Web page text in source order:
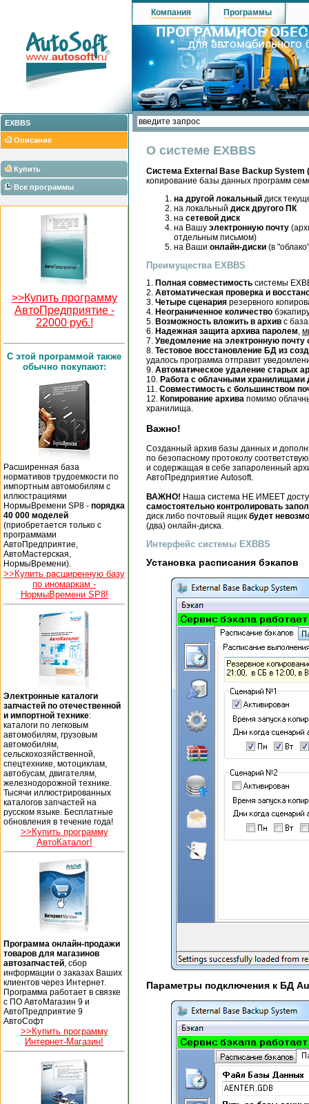
EXBBS
Описание
Купить
Все программы
>>Купить программу
АвтоПредприятие -
22000 руб.!
С этой программой также
обычно покупают:
Расширенная база
нормативов трудоемкости по
импортным автомобилям с
иллюстрациями
НормыВремени SP8 - порядка
40 000 моделей
(приобретается только с
программами
АвтоПредприятие,
АвтоМастерская,
НормыВремени).
>>Купить расширенную базу
по иномаркам -
НормыВремени SP8!
Электронные каталоги
запчастей по отечественной
и импортной технике:
каталоги по легковым
автомобилям, грузовым
автомобилям,
сельскохозяйственной,
спецтехнике, мотоциклам,
автобусам, двигателям,
железнодорожной технике.
Тысячи иллюстрированных
каталогов запчастей на
русском языке. Бесплатные
обновления в течение года!
>>Купить программу
АвтоКаталог!
Программа онлайн-продажи
товаров для магазинов
автозапчастей , сбор
информации о заказах Ваших
клиентов через Интернет.
Программа работает в связке
с ПО АвтоМагазин 9 и
АвтоПредприятие 9
АвтоСофт
>>Купить программу
Интернет-Магазин!
Компания Программы
О системе EXBBS
Система External Base Backup
копирование базы данных программ
на другой локальный диск
на локальный диск другого ПК
на сетевой диск
на Вашу электронную почту
отдельным письмом)
на Ваши онлайн-диски (в
Преимущества EXBBS
1. Полная совместимость системы
2. Автоматическая проверка и
3. Четыре сценария резервного
4. Неограниченное количество
5. Возможность вложить в архив с
6. Надежная защита архива паролем,
7. Уведомление на электронную почту
8. Тестовое восстановление БД из
удалось программа отправит
9. Автоматическое удаление старых
10. Работа с облачными хранилищами
11. Совместимость с большинством
12. Копирование архива помимо
хранилища.
Важно!
Созданный архив базы данных и
по безопасному протоколу
и содержащая в себе запароленный
АвтоПредприятие Autosoft.
ВАЖНО! Наша система НЕ ИМЕЕТ
самостоятельно контролировать
диск либо почтовый ящик будет
(два) онлайн-диска.
Интерфейс системы EXBBS
Установка расписания бэкапов
Параметры подключения к БД